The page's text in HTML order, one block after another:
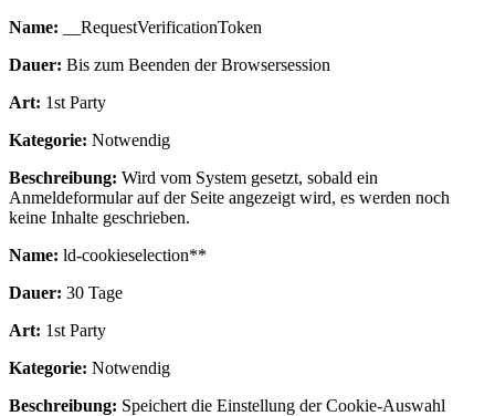
Name: __RequestVerificationToken
Dauer: Bis zum Beenden der Browsersession
Art: 1st Party
Kategorie: Notwendig
Beschreibung: Wird vom System gesetzt, sobald ein
Anmeldeformular auf der Seite angezeigt wird, es werden noch
keine Inhalte geschrieben.
Name: ld-cookieselection**
Dauer: 30 Tage
Art: 1st Party
Kategorie: Notwendig
Beschreibung: Speichert die Einstellung der Cookie-Auswahl